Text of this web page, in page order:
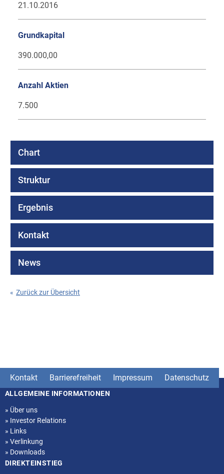
21.10.2016
Grundkapital
390.000,00
Anzahl Aktien
7.500
Chart
Struktur
Ergebnis
Kontakt
News
« Zurück zur Übersicht
Kontakt Barrierefreiheit Impressum Datenschutz
Seitenstruktur
ALLGEMEINE INFORMATIONEN
» Über uns
» Investor Relations
» Links
» Verlinkung
» Downloads
DIREKTEINSTIEG